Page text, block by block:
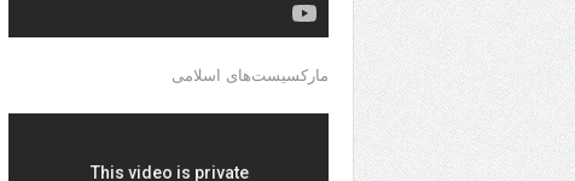
مارکسیست‌های اسلامی